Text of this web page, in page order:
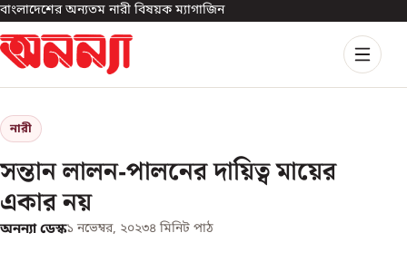
বাংলাদেশের অন্যতম নারী বিষয়ক ম্যাগাজিন
নারী
সন্তান লালন-পালনের দায়িত্ব মায়ের
একার নয়
অনন্যা ডেস্ক১ নভেম্বর, ২০২৩৪ মিনিট পাঠ